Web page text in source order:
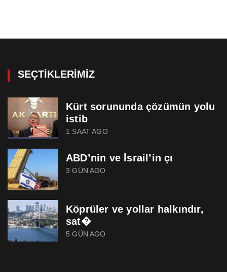
SEÇTIKLERIMIZ
Kürt sorununda çözümün yolu
istib
1 SAAT AGO
ABD’nin ve İsrail’in çı
3 GÜN AGO
Köprüler ve yollar halkındır,
sat�
5 GÜN AGO